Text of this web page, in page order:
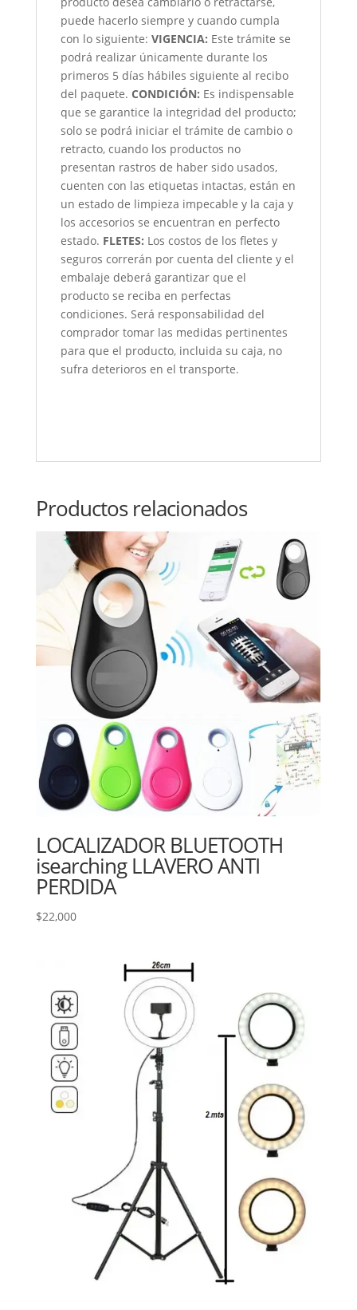
puede hacerlo siempre y cuando cumpla
con lo siguiente: VIGENCIA: Este trámite se
podrá realizar únicamente durante los
primeros 5 días hábiles siguiente al recibo
del paquete. CONDICIÓN: Es indispensable
que se garantice la integridad del producto;
solo se podrá iniciar el trámite de cambio o
retracto, cuando los productos no
presentan rastros de haber sido usados,
cuenten con las etiquetas intactas, están en
un estado de limpieza impecable y la caja y
los accesorios se encuentran en perfecto
estado. FLETES: Los costos de los fletes y
seguros correrán por cuenta del cliente y el
embalaje deberá garantizar que el
producto se reciba en perfectas
condiciones. Será responsabilidad del
comprador tomar las medidas pertinentes
para que el producto, incluida su caja, no
sufra deterioros en el transporte.
Productos relacionados
LOCALIZADOR BLUETOOTH
isearching LLAVERO ANTI
PERDIDA
$22,000